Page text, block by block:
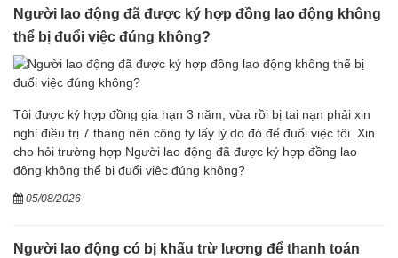
Người lao động đã được ký hợp đồng lao động không
thể bị đuổi việc đúng không?
Tôi được ký hợp đồng gia hạn 3 năm, vừa rồi bị tai nạn phải xin
nghỉ điều trị 7 tháng nên công ty lấy lý do đó để đuổi việc tôi. Xin
cho hỏi trường hợp Người lao động đã được ký hợp đồng lao
động không thể bị đuổi việc đúng không?
05/08/2026
Người lao động có bị khấu trừ lương để thanh toán